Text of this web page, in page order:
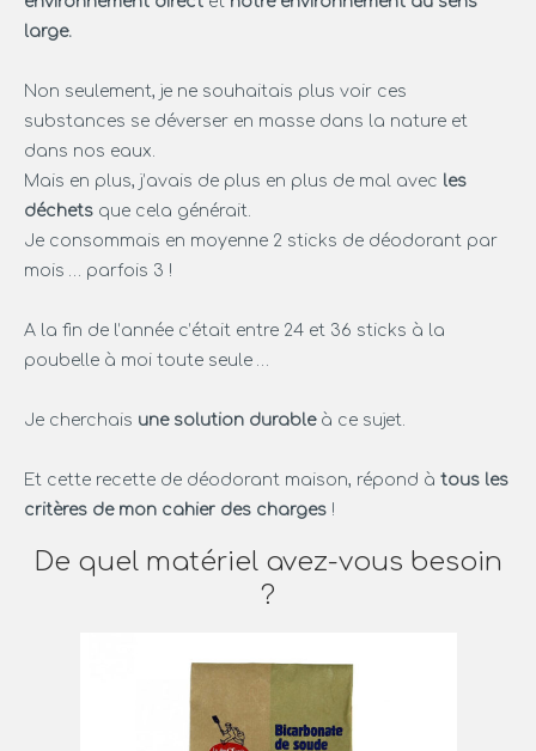
large.
Non seulement, je ne souhaitais plus voir ces
substances se déverser en masse dans la nature et
dans nos eaux.
Mais en plus, j’avais de plus en plus de mal avec les
déchets que cela générait.
Je consommais en moyenne 2 sticks de déodorant par
mois … parfois 3 !
A la fin de l’année c’était entre 24 et 36 sticks à la
poubelle à moi toute seule …
Je cherchais une solution durableà ce sujet.
Et cette recette de déodorant maison, répond à tous les
critères de mon cahier des charges !
De quel matériel avez-vous besoin
?